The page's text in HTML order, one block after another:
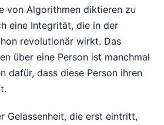
von Algorithmen diktieren zu
eine Integrität, die in der
revolutionär wirkt. Das
über eine Person ist manchmal
dafür, dass diese Person ihren
Gelassenheit, die erst eintritt,